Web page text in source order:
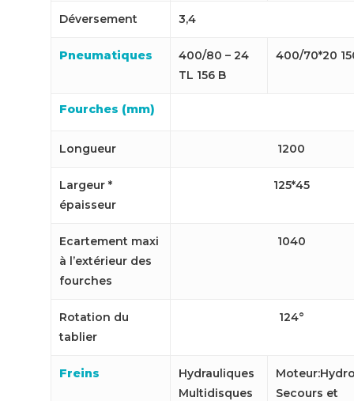
Déversement 3,4
Pneumatiques
400/80 – 24
TL 156 B
400/70*20
Fourches (mm)
Longueur 1200
Largeur *
épaisseur
125*45
Ecartement maxi
à l’extérieur des
fourches
1040
Rotation du
tablier
124°
Freins
Hydrauliques
Multidisques
Secours et